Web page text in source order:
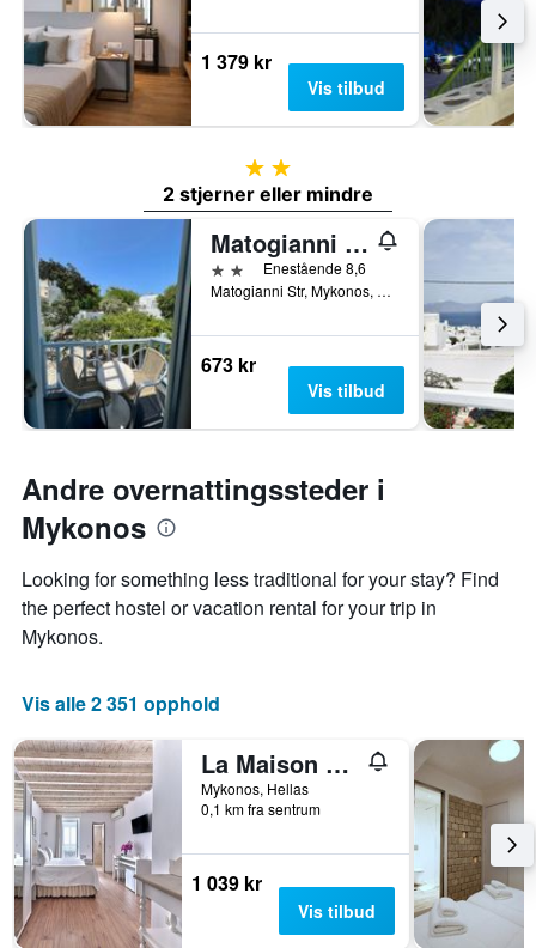
1 379 kr
Vis tilbud
2 stjerner
2 stjerner eller mindre
Matogianni Hotel
2 stjernerEnestående 8,6
Matogianni Str, Mykonos, Hellas
673 kr
Vis tilbud
Andre overnattingssteder i
Mykonos
Looking for something less traditional for your stay? Find
the perfect hostel or vacation rental for your trip in
Mykonos.
Vis alle 2 351 opphold
La Maison Kalogera
Mykonos, Hellas
0,1 km fra sentrum
1 039 kr
Vis tilbud